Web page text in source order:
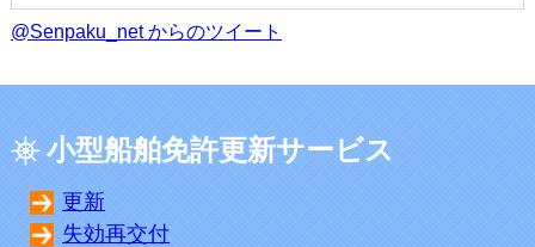
@Senpaku_net からのツイート
小型船舶免許更新サービス
更新
失効再交付